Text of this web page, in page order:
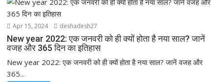
Apr 15, 2024 deshadesh27
New year 2022: एक जनवरी को ही क्यों होता है नया साल? जानें
वजह और 365 दिन का इतिहास
New year 2022: एक जनवरी को ही क्यों होता है नया साल? जानें वजह और
365...